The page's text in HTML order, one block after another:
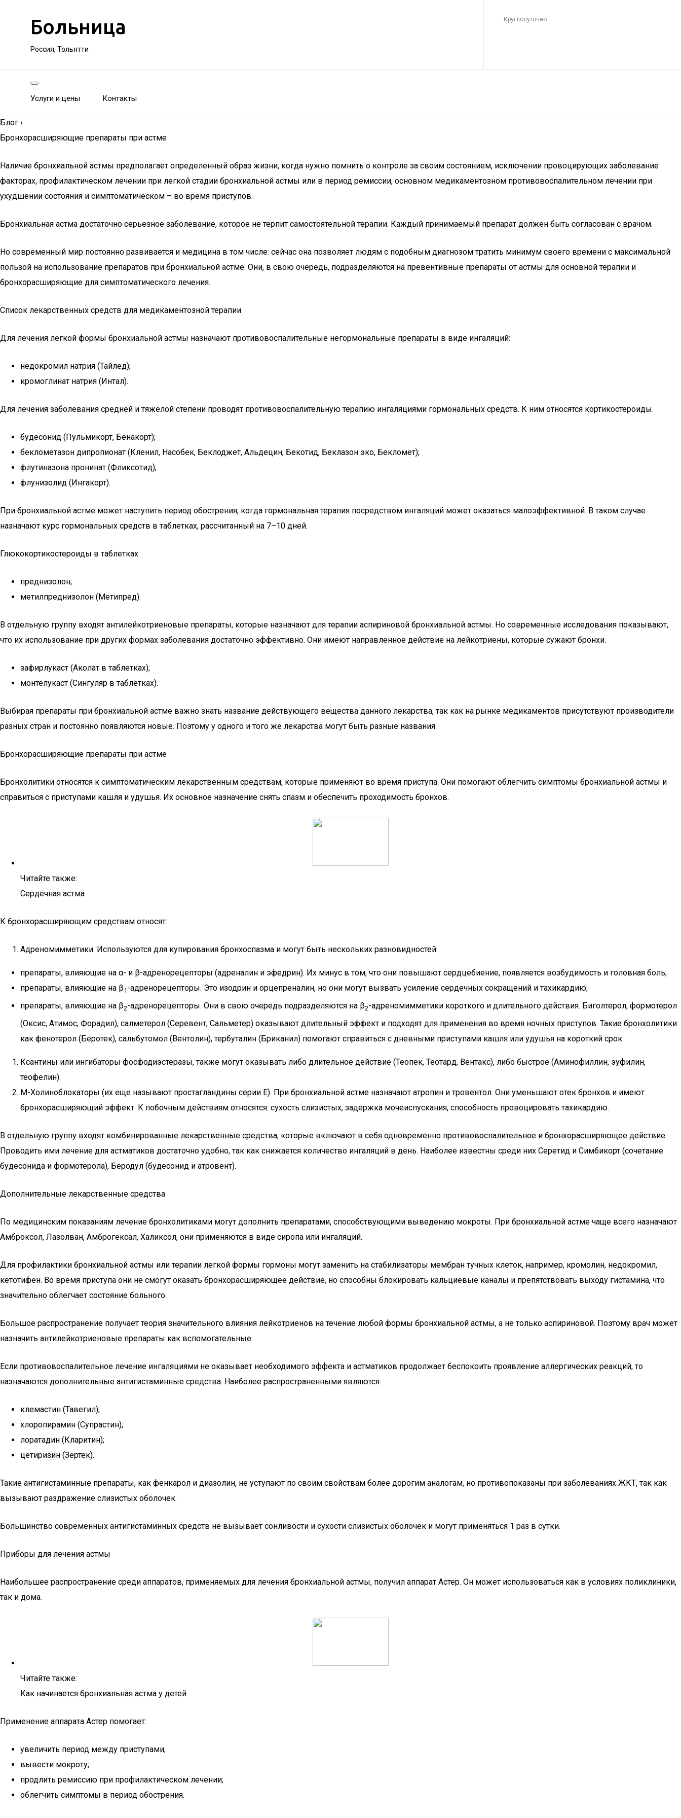
Больница
Россия, Тольятти
Круглосуточно
Услуги и цены Контакты
Блог ›
Бронхорасширяющие препараты при астме
Наличие бронхиальной астмы предполагает определенный образ жизни, когда нужно помнить о контроле за своим состоянием, исключении провоцирующих заболевание
факторах, профилактическом лечении при легкой стадии бронхиальной астмы или в период ремиссии, основном медикаментозном противовоспалительном лечении при
ухудшении состояния и симптоматическом – во время приступов.
Бронхиальная астма достаточно серьезное заболевание, которое не терпит самостоятельной терапии. Каждый принимаемый препарат должен быть согласован с врачом.
Но современный мир постоянно развивается и медицина в том числе: сейчас она позволяет людям с подобным диагнозом тратить минимум своего времени с максимальной
пользой на использование препаратов при бронхиальной астме. Они, в свою очередь, подразделяются на превентивные препараты от астмы для основной терапии и
бронхорасширяющие для симптоматического лечения.
Список лекарственных средств для медикаментозной терапии
Для лечения легкой формы бронхиальной астмы назначают противовоспалительные негормональные препараты в виде ингаляций:
недокромил натрия (Тайлед);
кромоглинат натрия (Интал).
Для лечения заболевания средней и тяжелой степени проводят противовоспалительную терапию ингаляциями гормональных средств. К ним относятся кортикостероиды.
будесонид (Пульмикорт, Бенакорт);
беклометазон дипропионат (Кленил, Насобек, Беклоджет, Альдецин, Бекотид, Беклазон эко, Бекломет);
флутиназона пронинат (Фликсотид);
флунизолид (Ингакорт).
При бронхиальной астме может наступить период обострения, когда гормональная терапия посредством ингаляций может оказаться малоэффективной. В таком случае
назначают курс гормональных средств в таблетках, рассчитанный на 7–10 дней.
Глюкокортикостероиды в таблетках:
преднизолон;
метилпреднизолон (Метипред).
В отдельную группу входят антилейкотриеновые препараты, которые назначают для терапии аспириновой бронхиальной астмы. Но современные исследования показывают,
что их использование при других формах заболевания достаточно эффективно. Они имеют направленное действие на лейкотриены, которые сужают бронхи.
зафирлукаст (Аколат в таблетках);
монтелукаст (Сингуляр в таблетках).
Выбирая препараты при бронхиальной астме важно знать название действующего вещества данного лекарства, так как на рынке медикаментов присутствуют производители
разных стран и постоянно появляются новые. Поэтому у одного и того же лекарства могут быть разные названия.
Бронхорасширяющие препараты при астме
Бронхолитики относятся к симптоматическим лекарственным средствам, которые применяют во время приступа. Они помогают облегчить симптомы бронхиальной астмы и
справиться с приступами кашля и удушья. Их основное назначение снять спазм и обеспечить проходимость бронхов.
Читайте также:
Сердечная астма
К бронхорасширяющим средствам относят:
Адреномимметики. Используются для купирования бронхоспазма и могут быть нескольких разновидностей:
препараты, влияющие на α- и β-адренорецепторы (адреналин и эфедрин). Их минус в том, что они повышают сердцебиение, появляется возбудимость и головная боль;
препараты, влияющие на β1 -адренорецепторы. Это изодрин и орцепреналин, но они могут вызвать усиление сердечных сокращений и тахикардию;
препараты, влияющие на β2-адренорецепторы. Они в свою очередь подразделяются на β2-адреномимметики короткого и длительного действия. Биголтерол, формотерол
(Оксис, Атимос, Форадил), салметерол (Серевент, Сальметер) оказывают длительный эффект и подходят для применения во время ночных приступов. Такие бронхолитики
как фенотерол (Беротек), сальбутомол (Вентолин), тербуталин (Бриканил) помогают справиться с дневными приступами кашля или удушья на короткий срок.
Ксантины или ингибаторы фосфодиэстеразы, также могут оказывать либо длительное действие (Теопек, Теотард, Вентакс), либо быстрое (Аминофиллин, эуфилин,
теофелин).
М-Холиноблокаторы (их еще называют простагландины серии Е). При бронхиальной астме назначают атропин и тровентол. Они уменьшают отек бронхов и имеют
бронхорасширяющий эффект. К побочным действиям относятся: сухость слизистых, задержка мочеиспускания, способность провоцировать тахикардию.
В отдельную группу входят комбинированные лекарственные средства, которые включают в себя одновременно противовоспалительное и бронхорасширяющее действие.
Проводить ими лечение для астматиков достаточно удобно, так как снижается количество ингаляций в день. Наиболее известны среди них Серетид и Симбикорт (сочетание
будесонида и формотерола), Беродул (будесонид и атровент).
Дополнительные лекарственные средства
По медицинским показаниям лечение бронхолитиками могут дополнить препаратами, способствующими выведению мокроты. При бронхиальной астме чаще всего назначают
Амброксол, Лазолван, Амброгексал, Халиксол, они применяются в виде сиропа или ингаляций.
Для профилактики бронхиальной астмы или терапии легкой формы гормоны могут заменить на стабилизаторы мембран тучных клеток, например, кромолин, недокромил,
кетотифен. Во время приступа они не смогут оказать бронхорасширяющее действие, но способны блокировать кальциевые каналы и препятствовать выходу гистамина, что
значительно облегчает состояние больного.
Большое распространение получает теория значительного влияния лейкотриенов на течение любой формы бронхиальной астмы, а не только аспириновой. Поэтому врач может
назначить антилейкотриеновые препараты как вспомогательные.
Если противовоспалительное лечение ингаляциями не оказывает необходимого эффекта и астматиков продолжает беспокоить проявление аллергических реакций, то
назначаются дополнительные антигистаминные средства. Наиболее распространенными являются:
клемастин (Тавегил);
хлоропирамин (Супрастин);
лоратадин (Кларитин);
цетиризин (Зертек).
Такие антигистаминные препараты, как фенкарол и диазолин, не уступают по своим свойствам более дорогим аналогам, но противопоказаны при заболеваниях ЖКТ, так как
вызывают раздражение слизистых оболочек.
Большинство современных антигистаминных средств не вызывает сонливости и сухости слизистых оболочек и могут применяться 1 раз в сутки.
Приборы для лечения астмы
Наибольшее распространение среди аппаратов, применяемых для лечения бронхиальной астмы, получил аппарат Астер. Он может использоваться как в условиях поликлиники,
так и дома.
Читайте также:
Как начинается бронхиальная астма у детей
Применение аппарата Астер помогает:
увеличить период между приступами;
вывести мокроту;
продлить ремиссию при профилактическом лечении;
облегчить симптомы в период обострения.